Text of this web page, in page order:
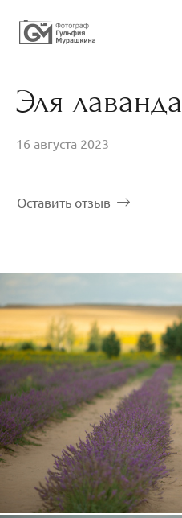
Эля лаванда
16 августа 2023
Оставить отзыв